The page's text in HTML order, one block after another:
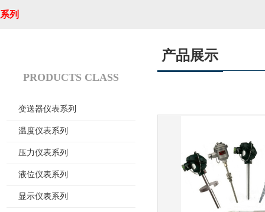
系列
PRODUCTS CLASS
变送器仪表系列
温度仪表系列
压力仪表系列
液位仪表系列
显示仪表系列
产品展示